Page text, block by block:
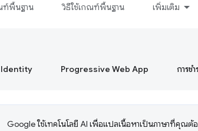
ฑ์พื้นฐาน วิธีใช้เกณฑ์พื้นฐาน เพิ่มเติม
Identity Progressive Web App การชำ
Google ใช้เทคโนโลยี AI เพื่อแปลเนื้อหาเป็นภาษาที่คุณต้อ